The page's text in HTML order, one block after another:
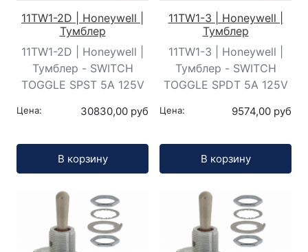
11TW1-2D | Honeywell |
Тумблер
11TW1-2D | Honeywell |
Тумблер - SWITCH
TOGGLE SPST 5A 125V
Цена: 30830,00 руб
В корзину
11TW1-3 | Honeywell |
Тумблер
11TW1-3 | Honeywell |
Тумблер - SWITCH
TOGGLE SPDT 5A 125V
Цена: 9574,00 руб
В корзину